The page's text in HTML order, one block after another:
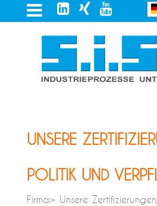
UNSERE
POLITIK UND
Firma> Unsere